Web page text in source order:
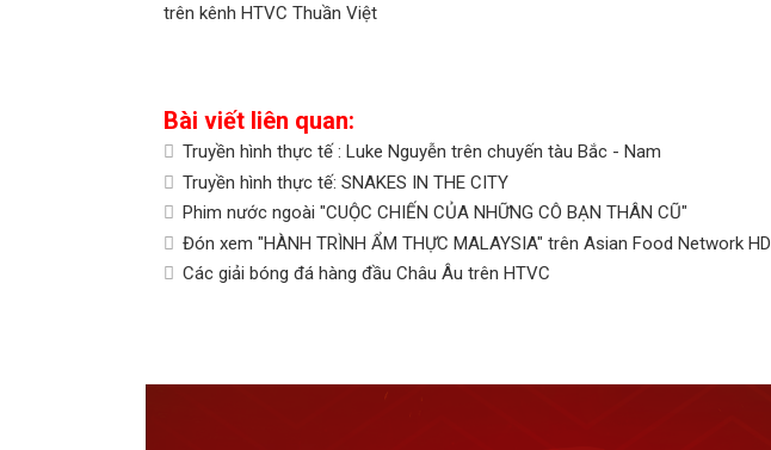
trên kênh HTVC Thuần Việt
Bài viết liên quan:
Truyền hình thực tế : Luke Nguyễn trên chuyến tàu Bắc - Nam
Truyền hình thực tế: SNAKES IN THE CITY
Phim nước ngoài "CUỘC CHIẾN CỦA NHỮNG CÔ BẠN THÂN CŨ"
Đón xem "HÀNH TRÌNH ẨM THỰC MALAYSIA" trên Asian Food Network HD
Các giải bóng đá hàng đầu Châu Âu trên HTVC